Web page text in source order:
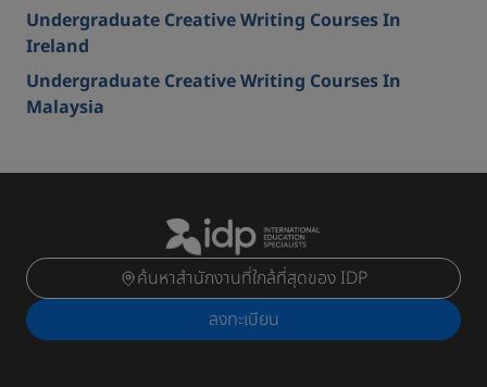
Undergraduate Creative Writing Courses In
Ireland
Undergraduate Creative Writing Courses In
Malaysia
ค้นหาสำนักงานที่ใกล้ที่สุดของ IDP
ลงทะเบียน